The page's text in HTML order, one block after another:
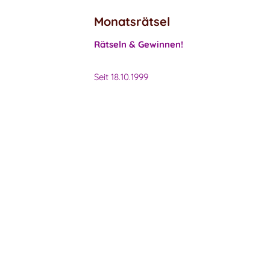
Monatsrätsel
Rätseln & Gewinnen!
Seit 18.10.1999